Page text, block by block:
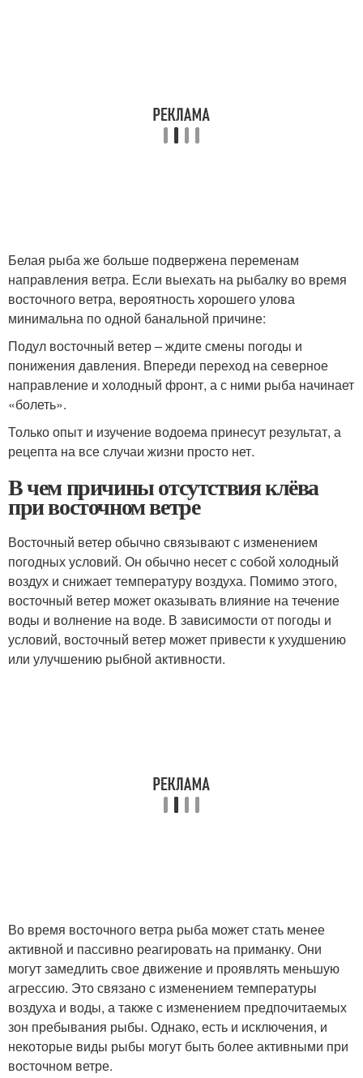
Белая рыба же больше подвержена переменам
направления ветра. Если выехать на рыбалку во время
восточного ветра, вероятность хорошего улова
минимальна по одной банальной причине:
Подул восточный ветер – ждите смены погоды и
понижения давления. Впереди переход на северное
направление и холодный фронт, а с ними рыба начинает
«болеть».
Только опыт и изучение водоема принесут результат, а
рецепта на все случаи жизни просто нет.
В чем причины отсутствия клёва
при восточном ветре
Восточный ветер обычно связывают с изменением
погодных условий. Он обычно несет с собой холодный
воздух и снижает температуру воздуха. Помимо этого,
восточный ветер может оказывать влияние на течение
воды и волнение на воде. В зависимости от погоды и
условий, восточный ветер может привести к ухудшению
или улучшению рыбной активности.
Во время восточного ветра рыба может стать менее
активной и пассивно реагировать на приманку. Они
могут замедлить свое движение и проявлять меньшую
агрессию. Это связано с изменением температуры
воздуха и воды, а также с изменением предпочитаемых
зон пребывания рыбы. Однако, есть и исключения, и
некоторые виды рыбы могут быть более активными при
восточном ветре.